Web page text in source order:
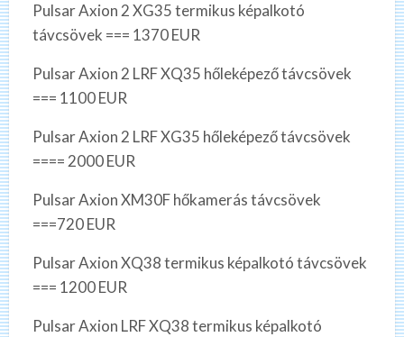
Pulsar Axion 2 XG35 termikus képalkotó
távcsövek === 1370 EUR
Pulsar Axion 2 LRF XQ35 hőleképező távcsövek
=== 1100 EUR
Pulsar Axion 2 LRF XG35 hőleképező távcsövek
==== 2000 EUR
Pulsar Axion XM30F hőkamerás távcsövek
===720 EUR
Pulsar Axion XQ38 termikus képalkotó távcsövek
=== 1200 EUR
Pulsar Axion LRF XQ38 termikus képalkotó